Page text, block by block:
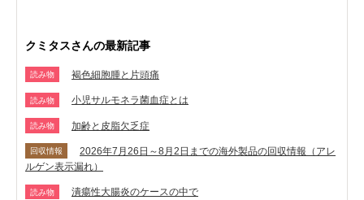
クミタスさんの最新記事
読み物 褐色細胞腫と片頭痛
読み物 小児サルモネラ菌血症とは
読み物 加齢と皮脂欠乏症
回収情報
2026年7月26日～8月2日までの海外製品の回収情報（アレ
ルゲン表示漏れ）
読み物 潰瘍性大腸炎のケースの中で